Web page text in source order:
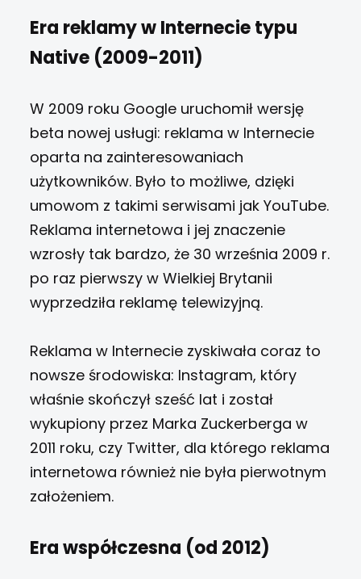
Era reklamy w Internecie typu
Native (2009-2011)
W 2009 roku Google uruchomił wersję
beta nowej usługi: reklama w Internecie
oparta na zainteresowaniach
użytkowników. Było to możliwe, dzięki
umowom z takimi serwisami jak YouTube.
Reklama internetowa i jej znaczenie
wzrosły tak bardzo, że 30 września 2009 r.
po raz pierwszy w Wielkiej Brytanii
wyprzedziła reklamę telewizyjną.
Reklama w Internecie zyskiwała coraz to
nowsze środowiska: Instagram, który
właśnie skończył sześć lat i został
wykupiony przez Marka Zuckerberga w
2011 roku, czy Twitter, dla którego reklama
internetowa również nie była pierwotnym
założeniem.
Era współczesna (od 2012)